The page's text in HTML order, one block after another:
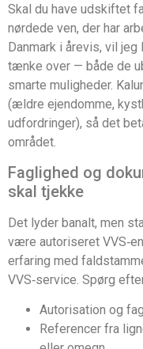
Skal du have udskiftet
nørdede ven, der har
Danmark i årevis, vil
tænke over — både de
smarte muligheder.
(ældre ejendomme,
udfordringer), så det
området.
Faglighed og
skal tjekke
Det lyder banalt, men
være autoriseret
erfaring med
VVS‑service. Spørg
Autorisation og
Referencer fra